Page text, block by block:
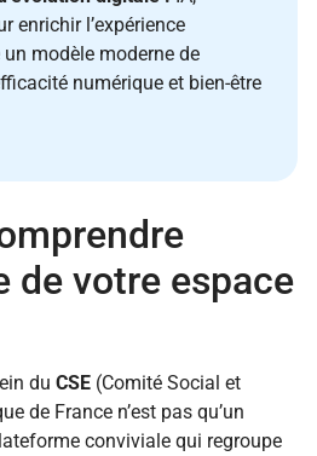
enrichir l’expérience
un modèle moderne de
numérique et bien-être
de votre espace
du CSE (Comité Social et
de France n’est pas qu’un
conviviale qui regroupe